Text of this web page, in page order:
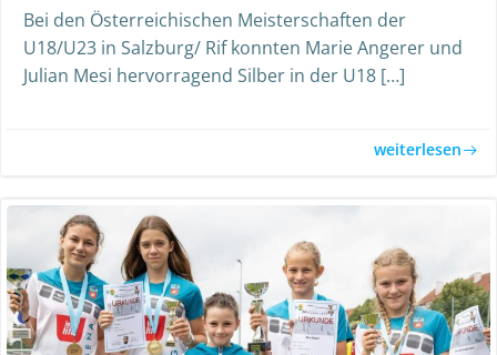
Bei den Österreichischen Meisterschaften der
U18/U23 in Salzburg/ Rif konnten Marie Angerer und
Julian Mesi hervorragend Silber in der U18 […]
weiterlesen